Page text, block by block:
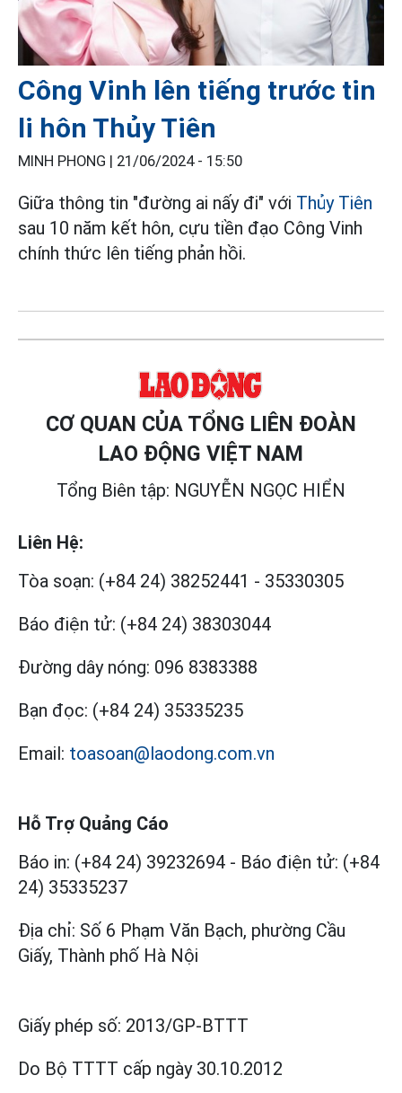
Công Vinh lên tiếng trước tin
li hôn Thủy Tiên
MINH PHONG | 21/06/2024 - 15:50
Giữa thông tin "đường ai nấy đi" với Thủy Tiên
sau 10 năm kết hôn, cựu tiền đạo Công Vinh
chính thức lên tiếng phản hồi.
CƠ QUAN CỦA TỔNG LIÊN ĐOÀN
LAO ĐỘNG VIỆT NAM
Tổng Biên tập: NGUYỄN NGỌC HIỂN
Liên Hệ:
Tòa soạn: (+84 24) 38252441 - 35330305
Báo điện tử: (+84 24) 38303044
Đường dây nóng: 096 8383388
Bạn đọc: (+84 24) 35335235
Email: toasoan@laodong.com.vn
Hỗ Trợ Quảng Cáo
Báo in: (+84 24) 39232694 - Báo điện tử: (+84
24) 35335237
Địa chỉ: Số 6 Phạm Văn Bạch, phường Cầu
Giấy, Thành phố Hà Nội
Giấy phép số: 2013/GP-BTTT
Do Bộ TTTT cấp ngày 30.10.2012